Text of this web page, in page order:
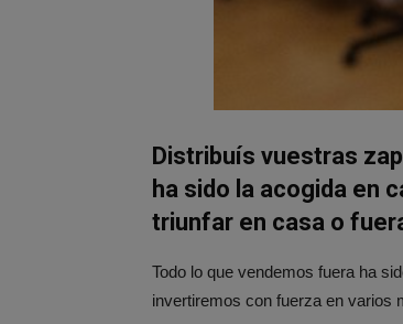
Distribuís vuestras
ha sido la acogida en
triunfar en casa o
Todo lo que vendemos fuera ha
invertiremos con fuerza en varios